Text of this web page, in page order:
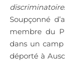
Soupçonné
membre du
dans un camp
déporté à